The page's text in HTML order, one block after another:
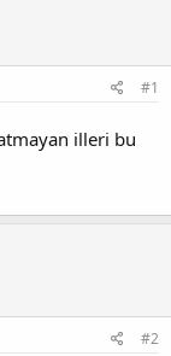
#1
illeri bu
#2